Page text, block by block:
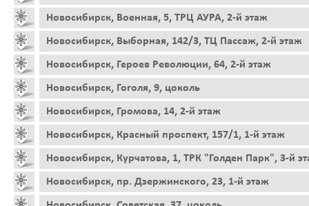
Новосибирск, Военная, 5, ТРЦ АУРА, 2-й этаж
Новосибирск, Выборная, 142/3, ТЦ Пассаж, 2-й этаж
Новосибирск, Героев Революции, 64, 2-й этаж
Новосибирск, Гоголя, 9, цоколь
Новосибирск, Громова, 14, 2-й этаж
Новосибирск, Красный проспект, 157/1, 1-й этаж
Новосибирск, Курчатова, 1, ТРК "Голден Парк", 3-й
Новосибирск, пр. Дзержинского, 23, 1-й этаж